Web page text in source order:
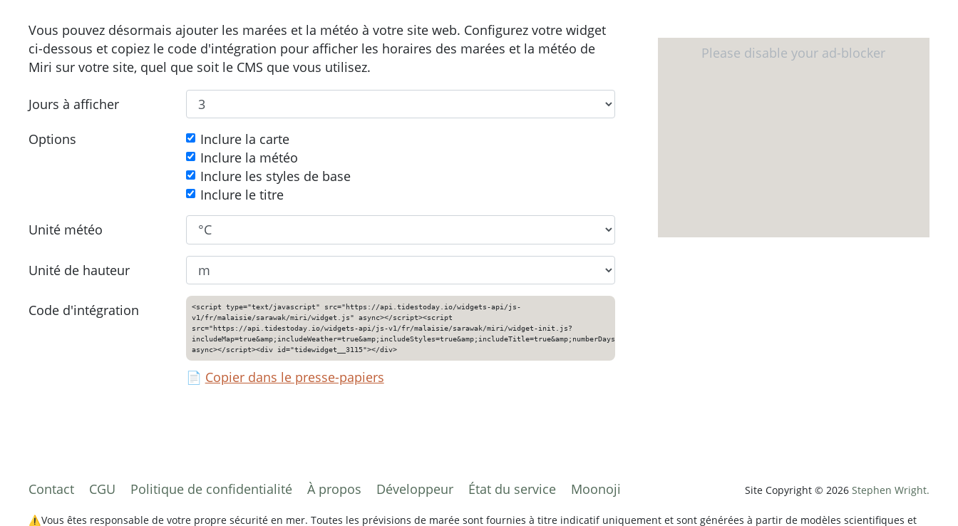
Vous pouvez désormais ajouter les marées et la météo à votre site web. Configurez votre widget
ci-dessous et copiez le code d'intégration pour afficher les horaires des marées et la météo de
Miri sur votre site, quel que soit le CMS que vous utilisez.
Jours à afficher
Options
Inclure la carte
Inclure la météo
Inclure les styles de base
Inclure le titre
Unité météo
Unité de hauteur
Code d'intégration
<script type="text/javascript" src="https://api.tidestoday.io/widgets-api/js-
v1/fr/malaisie/sarawak/miri/widget.js" async></script><script
src="https://api.tidestoday.io/widgets-api/js-v1/fr/malaisie/sarawak/miri/widget-init.js?
includeMap=true&amp;includeWeather=true&amp;includeStyles=true&amp;includeTitle=true&amp;numberDays=3&amp;weatherUnit=c&amp;heightUnit=m"
async></script><div id="tidewidget__3115"></div>
📄 Copier dans le presse-papiers
Contact CGU Politique de confidentialité À propos Développeur État du service Moonoji Site Copyright © 2026 Stephen Wright.
⚠️Vous êtes responsable de votre propre sécurité en mer. Toutes les prévisions de marée sont fournies à titre indicatif uniquement et sont générées à partir de modèles scientifiques et